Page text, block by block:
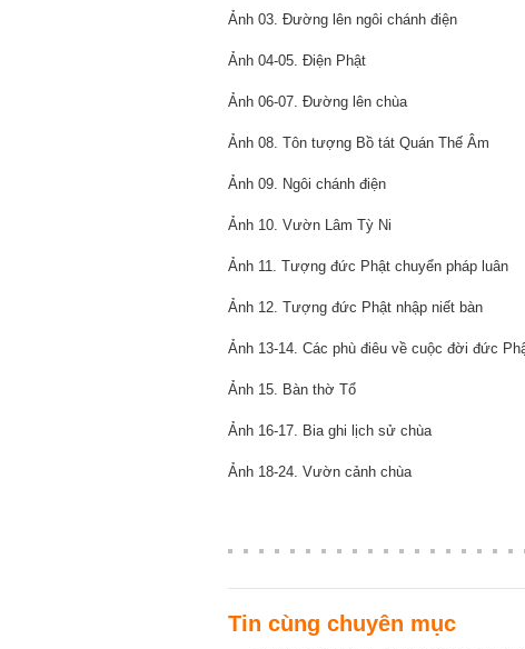
Ảnh 03. Đường lên ngôi chánh điện
Ảnh 04-05. Điện Phật
Ảnh 06-07. Đường lên chùa
Ảnh 08. Tôn tượng Bồ tát Quán Thế Âm
Ảnh 09. Ngôi chánh điện
Ảnh 10. Vườn Lâm Tỳ Ni
Ảnh 11. Tượng đức Phật chuyển pháp luân
Ảnh 12. Tượng đức Phật nhập niết bàn
Ảnh 13-14. Các phù điêu về cuộc đời đức
Ảnh 15. Bàn thờ Tổ
Ảnh 16-17. Bia ghi lịch sử chùa
Ảnh 18-24. Vườn cảnh chùa
Tin cùng chuyên mục